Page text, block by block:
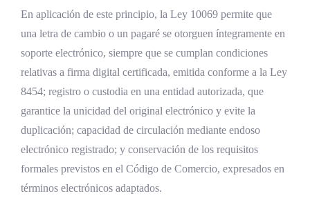
En aplicación de este principio, la Ley 10069 permite que
una letra de cambio o un pagaré se otorguen íntegramente en
soporte electrónico, siempre que se cumplan condiciones
relativas a firma digital certificada, emitida conforme a la Ley
8454; registro o custodia en una entidad autorizada, que
garantice la unicidad del original electrónico y evite la
duplicación; capacidad de circulación mediante endoso
electrónico registrado; y conservación de los requisitos
formales previstos en el Código de Comercio, expresados en
términos electrónicos adaptados.